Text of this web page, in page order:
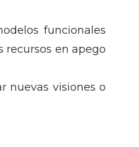
funcionales
en apego
nuevas visiones o